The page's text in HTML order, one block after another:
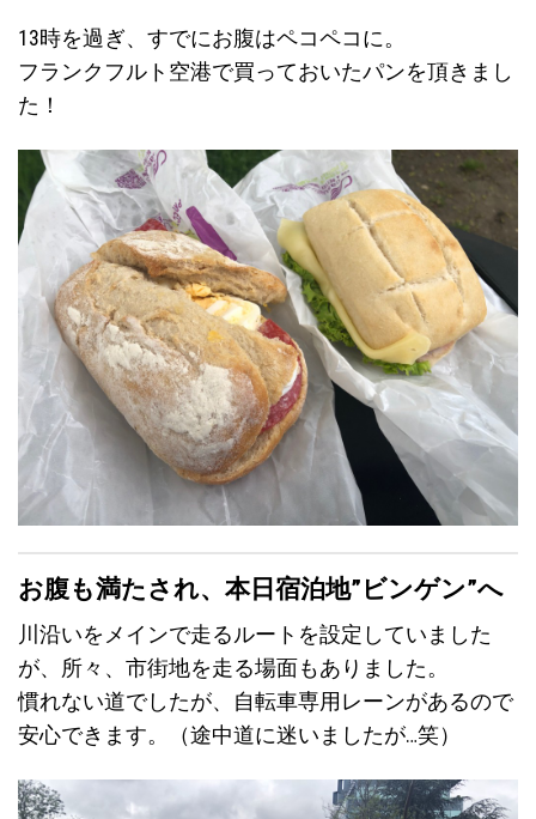
13時を過ぎ、すでにお腹はペコペコに。
フランクフルト空港で買っておいたパンを頂きまし
た！
お腹も満たされ、本日宿泊地”ビンゲン”へ
川沿いをメインで走るルートを設定していました
が、所々、市街地を走る場面もありました。
慣れない道でしたが、自転車専用レーンがあるので
安心できます。（途中道に迷いましたが…笑）